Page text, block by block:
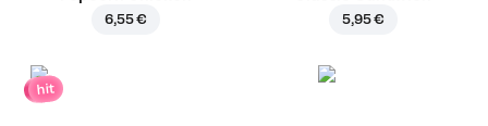
6,55 € 5,95 €
hit